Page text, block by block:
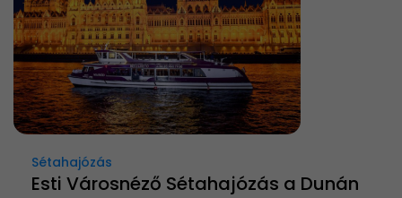
Sétahajózás
Esti Városnéző Sétahajózás a Dunán